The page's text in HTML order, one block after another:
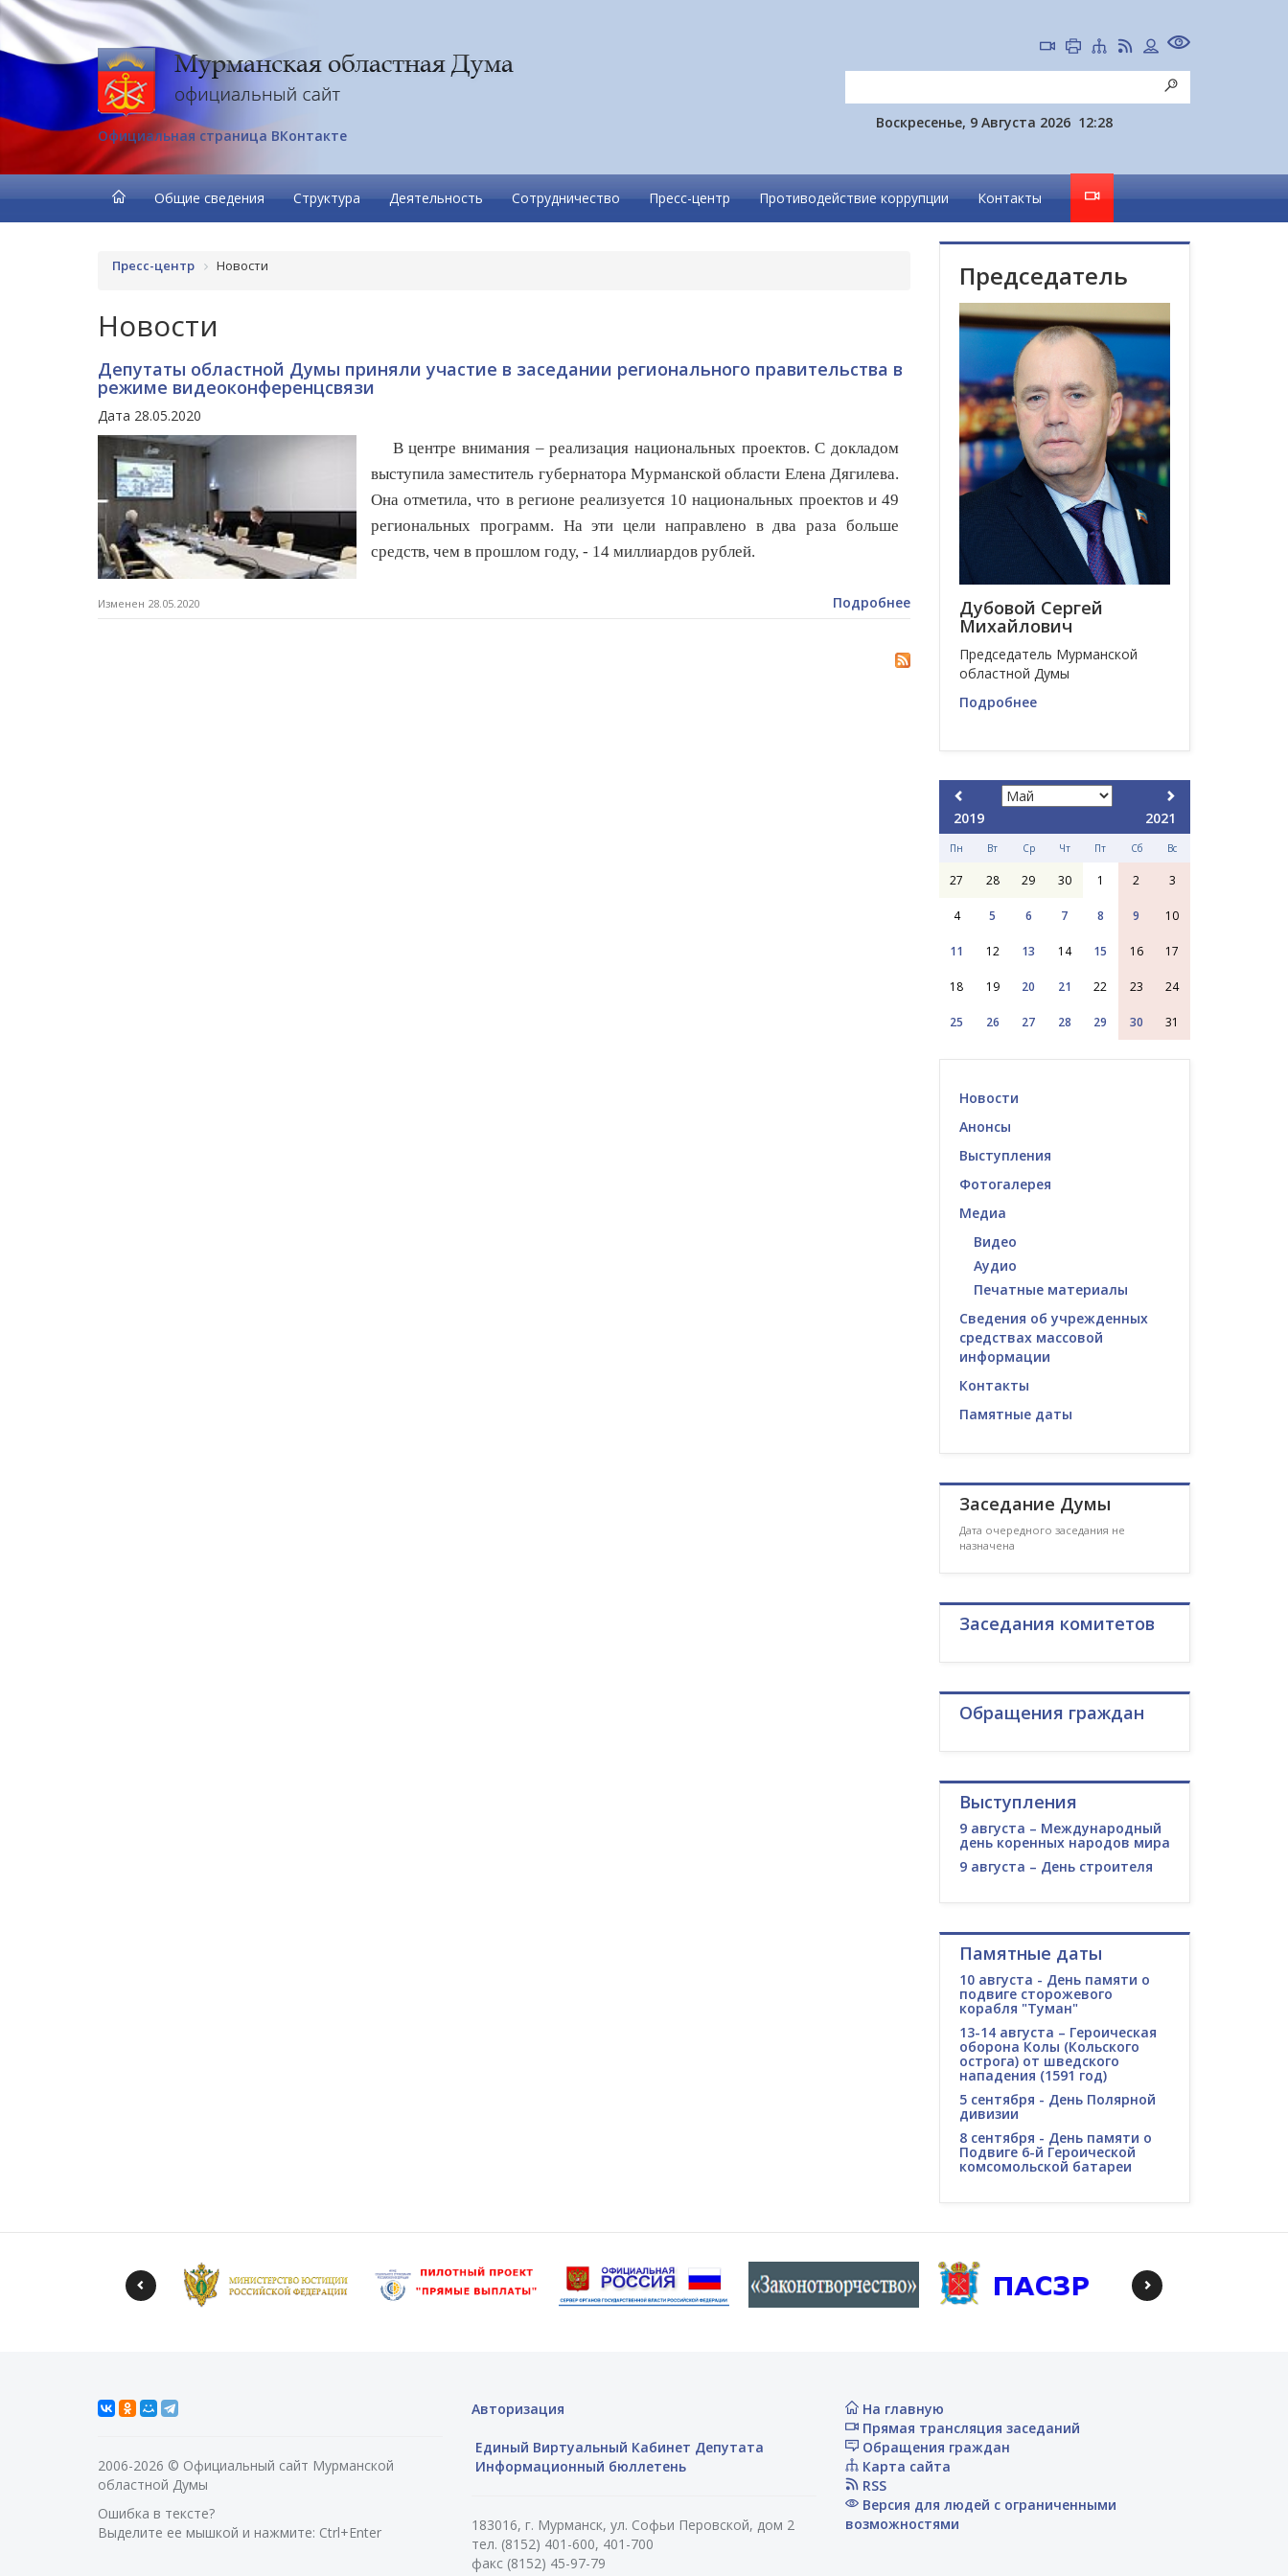
Официальная страница ВКонтакте
Воскресенье, 9 Августа 2026 12:28
Общие сведения Структура Деятельность Сотрудничество Пресс-центр Противодействие коррупции Контакты
Пресс-центр Новости
Новости
Депутаты областной Думы приняли участие в заседании регионального правительства в
режиме видеоконференцсвязи
Дата 28.05.2020
В центре внимания – реализация национальных проектов. С докладом
выступила заместитель губернатора Мурманской области Елена Дягилева.
Она отметила, что в регионе реализуется 10 национальных проектов и 49
региональных программ. На эти цели направлено в два раза больше
средств, чем в прошлом году, - 14 миллиардов рублей.
Изменен 28.05.2020 Подробнее
Председатель
Дубовой Сергей
Михайлович
Председатель Мурманской
областной Думы
Подробнее
2019 2021
Пн Вт Ср Чт Пт Сб Вс
27 28 29 30 1 2 3
4 5 6 7 8 9 10
11 12 13 14 15 16 17
18 19 20 21 22 23 24
25 26 27 28 29 30 31
Новости
Анонсы
Выступления
Фотогалерея
Медиа
Видео
Аудио
Печатные материалы
Сведения об учрежденных
средствах массовой
информации
Контакты
Памятные даты
Заседание Думы
Дата очередного заседания не
назначена
Заседания комитетов
Обращения граждан
Выступления
9 августа – Международный
день коренных народов мира
9 августа – День строителя
Памятные даты
10 августа - День памяти о
подвиге сторожевого
корабля "Туман"
13-14 августа – Героическая
оборона Колы (Кольского
острога) от шведского
нападения (1591 год)
5 сентября - День Полярной
дивизии
8 сентября - День памяти о
Подвиге 6-й Героической
комсомольской батареи
2006-2026 © Официальный сайт Мурманской
областной Думы
Ошибка в тексте?
Выделите ее мышкой и нажмите: Ctrl+Enter
Авторизация
Единый Виртуальный Кабинет Депутата
Информационный бюллетень
183016, г. Мурманск, ул. Софьи Перовской, дом 2
тел. (8152) 401-600, 401-700
факс (8152) 45-97-79
На главную
Прямая трансляция заседаний
Обращения граждан
Карта сайта
RSS
Версия для людей с ограниченными
возможностями